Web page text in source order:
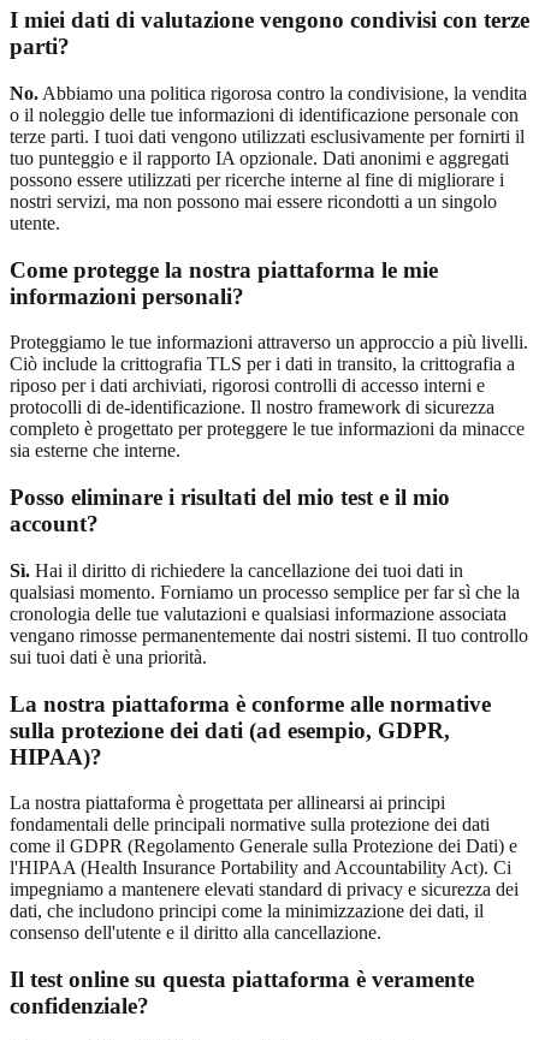
I miei dati di valutazione vengono condivisi con terze
parti?
No. Abbiamo una politica rigorosa contro la condivisione, la vendita
o il noleggio delle tue informazioni di identificazione personale con
terze parti. I tuoi dati vengono utilizzati esclusivamente per fornirti il
tuo punteggio e il rapporto IA opzionale. Dati anonimi e aggregati
possono essere utilizzati per ricerche interne al fine di migliorare i
nostri servizi, ma non possono mai essere ricondotti a un singolo
utente.
Come protegge la nostra piattaforma le mie
informazioni personali?
Proteggiamo le tue informazioni attraverso un approccio a più livelli.
Ciò include la crittografia TLS per i dati in transito, la crittografia a
riposo per i dati archiviati, rigorosi controlli di accesso interni e
protocolli di de-identificazione. Il nostro framework di sicurezza
completo è progettato per proteggere le tue informazioni da minacce
sia esterne che interne.
Posso eliminare i risultati del mio test e il mio
account?
Sì. Hai il diritto di richiedere la cancellazione dei tuoi dati in
qualsiasi momento. Forniamo un processo semplice per far sì che la
cronologia delle tue valutazioni e qualsiasi informazione associata
vengano rimosse permanentemente dai nostri sistemi. Il tuo controllo
sui tuoi dati è una priorità.
La nostra piattaforma è conforme alle normative
sulla protezione dei dati (ad esempio, GDPR,
HIPAA)?
La nostra piattaforma è progettata per allinearsi ai principi
fondamentali delle principali normative sulla protezione dei dati
come il GDPR (Regolamento Generale sulla Protezione dei Dati) e
l'HIPAA (Health Insurance Portability and Accountability Act). Ci
impegniamo a mantenere elevati standard di privacy e sicurezza dei
dati, che includono principi come la minimizzazione dei dati, il
consenso dell'utente e il diritto alla cancellazione.
Il test online su questa piattaforma è veramente
confidenziale?